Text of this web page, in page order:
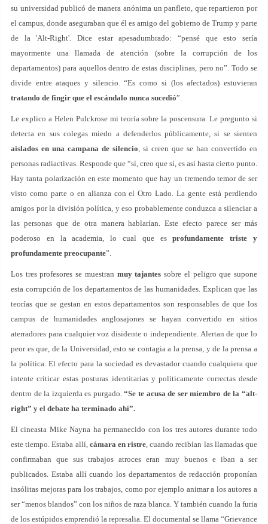
su universidad publicó de manera anónima un panfleto, que repartieron por
el campus, donde aseguraban que él es amigo del gobierno de Trump y parte
de la 'Alt-Right'. Dice estar apesadumbrado: “pensé que esto sería
mayormente una llamada de atención (sobre la corrupción de los
departamentos) para aquellos dentro de estas disciplinas, pero no”. Todo se
divide entre ataques y silencio. “Es como si (los afectados) estuvieran
tratando de fingir que el escándalo nunca sucedió”.
Le explico a Helen Pulckrose mi teoría sobre la poscensura. Le pregunto si
detecta en sus colegas miedo a defenderlos públicamente, si se sienten
aislados en una campana de silencio, si creen que se han convertido en
personas radiactivas. Responde que “sí, creo que sí, es así hasta cierto punto.
Hay tanta polarización en este momento que hay un tremendo temor de ser
visto como parte o en alianza con el Otro Lado. La gente está perdiendo
amigos por la división política, y eso probablemente conduzca a silenciar a
las personas que de otra manera hablarían. Este efecto parece ser más
poderoso en la academia, lo cual que esprofundamente triste y
profundamente preocupante”.
Los tres profesores se muestran muy tajantessobre el peligro que supone
esta corrupción de los departamentos de las humanidades. Explican que las
teorías que se gestan en estos departamentos son responsables de que los
campus de humanidades anglosajones se hayan convertido en sitios
aterradores para cualquier voz disidente o independiente. Alertan de que lo
peor es que, de la Universidad, esto se contagia a la prensa, y de la prensa a
la política. El efecto para la sociedad es devastador cuando cualquiera que
intente criticar estas posturas identitarias y políticamente correctas desde
dentro de la izquierda es purgado.“Se te acusa de ser miembro de la “alt-
right” y el debate ha terminado ahí”.
El cineasta Mike Nayna ha permanecido con los tres autores durante todo
este tiempo. Estaba allí, cámara en ristre, cuando recibían las llamadas que
confirmaban que sus trabajos atroces eran muy buenos e iban a ser
publicados. Estaba allí cuando los departamentos de redacción proponían
insólitas mejoras para los trabajos, como por ejemplo animar a los autores a
ser “menos blandos” con los niños de raza blanca. Y también cuando la furia
de los estúpidos emprendió la represalia. El documental se llama “Grievance